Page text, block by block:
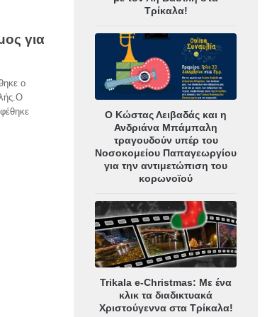
για
ο
Τρίκαλα!
Ο Κώστας Λειβαδάς και η
Ανδριάνα Μπάμπαλη
τραγουδούν υπέρ του
Νοσοκομείου Παπαγεωργίου
για την αντιμετώπιση του
κορωνοϊού
Trikala e-Christmas: Με ένα
κλικ τα διαδικτυακά
Χριστούγεννα στα Τρίκαλα!